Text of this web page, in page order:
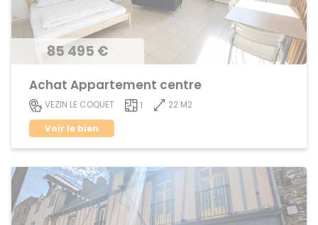
85 495 €
Achat Appartement centre
VEZIN LE COQUET 1
22 M2
Voir le bien